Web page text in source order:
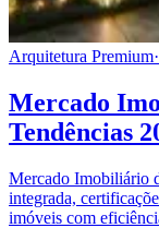
Arquitetura Premium·
Mercado
Tendências
Mercado Imobiliário
integrada,
imóveis com